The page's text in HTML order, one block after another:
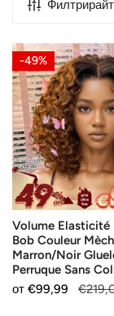
Volume
Elasticité
Parfaite
Bob
Couleur
Mèches
Ombre
Marron/Noir
Glueless
4x4
Perruque
Sans
Colle
-49%
Volume Elasticité
Bob Couleur
Marron/Noir
Perruque Sans
Продажна
от €99,99
Редовна